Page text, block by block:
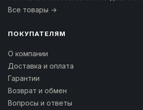
Все товары →
ПОКУПАТЕЛЯМ
О компании
Доставка и оплата
Гарантии
Возврат и обмен
Вопросы и ответы